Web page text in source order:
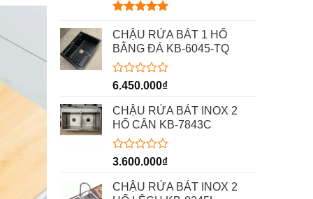
hạng 5.00
5 sao
CHẬU RỬA BÁT 1 HỐ
BẰNG ĐÁ KB-6045-TQ
Được
hạng
0
5
sao
6.450.000₫
CHẬU RỬA BÁT INOX 2
HỐ CÂN KB-7843C
Được
hạng
0
3.600.000₫
CHẬU RỬA BÁT INOX 2